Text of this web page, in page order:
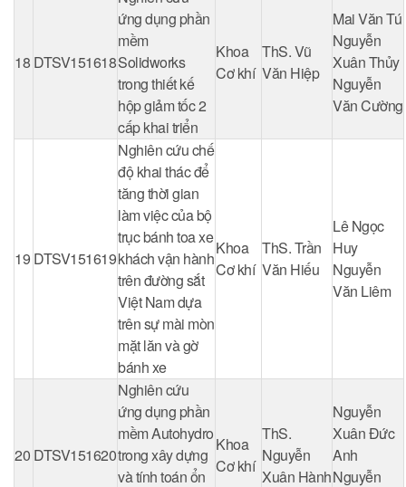
18 DTSV151618
ứng dụng phần
mềm
Solidworks
trong thiết kế
hộp giảm tốc 2
cấp khai triển
Khoa
Cơ khí
ThS. Vũ
Văn Hiệp
Mai Văn Tú
Nguyễn
Xuân Thủy
Nguyễn
Văn Cường
19 DTSV151619
Nghiên cứu chế
độ khai thác để
tăng thời gian
làm việc của bộ
trục bánh toa xe
khách vận hành
trên đường sắt
Việt Nam dựa
trên sự mài mòn
mặt lăn và gờ
bánh xe
Khoa
Cơ khí
ThS. Trần
Văn Hiếu
Lê Ngọc
Huy
Nguyễn
Văn Liêm
20 DTSV151620
Nghiên cứu
ứng dụng phần
mềm Autohydro
trong xây dựng
và tính toán ổn
Khoa
Cơ khí
ThS.
Nguyễn
Xuân Hành
Nguyễn
Xuân Đức
Anh
Nguyễn